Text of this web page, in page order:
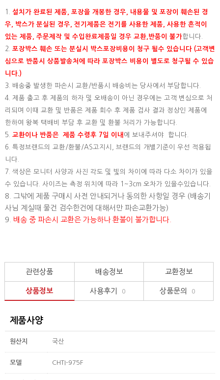
1. 설치가 완료된 제품, 포장을 개봉한 경우, 내용물 및 포장이 훼손된 경
우, 박스가 분실된 경우, 전기제품은 전기를 사용한 제품, 사용한 흔적이
있는 제품, 주문제작 및 수입완료제품일 경우 교환,반품이 불가합니다.
2. 포장박스 훼손 또는 분실시 박스포장비용이 청구 될수 있습니다 (고객변
심으로 반품시 상품발송처에 따라 포장박스 비용이 별도로 청구될 수 있습
니다.)
3. 배송중 발생한 파손시 교환/반품시 배송비는 당사에서 부담합니다.
4. 제품 출고 후 제품의 하자 및 오배송이 아닌 경우에는 고객 변심으로 처
리되며 이때 교환 및 반품은 제품 회수 후 제품 검사 결과 정상인 제품에
한하여 왕복 택배비 부담 후 교환 및 환불 처리가 가능합니다.
5. 교환이나 반품은 제품 수령후 7일 이내 에 보내주셔야 합니다.
6. 특정브랜드의 교환/환불/AS고지시, 브랜드의 개별기준이 우선 적용됩
니다.
7. 색상은 모니터 사양과 사진 각도 및 빛의 차이에 따라 다소 차이가 있을
수 있습니다. 사이즈는 측정 위치에 따라 1~3cm 오차가 있을수있습니다.
8. 그밖에 제품 구매시 사전 안내되거나 동의한 사항일 경우 (배송기
사님 계실때 물건 검수한건에 대해서만 파손교환가능)
9. 배송 중 파손시 교환은 가능하나 환불이 불가합니다.
관련상품 배송정보 교환정보
상품정보 사용후기 0 상품문의 0
제품사양
원산지 국산
모델 CHTI-975F